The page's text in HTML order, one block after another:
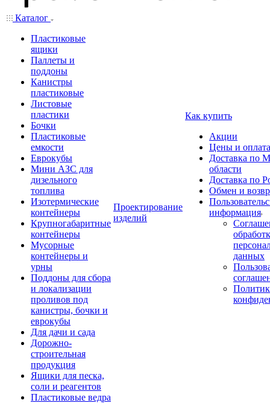
Каталог
Пластиковые
ящики
Паллеты и
поддоны
Канистры
пластиковые
Листовые
пластики
Бочки
Пластиковые
емкости
Еврокубы
Мини АЗС для
дизельного
топлива
Изотермические
контейнеры
Крупногабаритные
контейнеры
Мусорные
контейнеры и
урны
Поддоны для сбора
и локализации
проливов под
канистры, бочки и
еврокубы
Для дачи и сада
Дорожно-
строительная
продукция
Ящики для песка,
соли и реагентов
Пластиковые ведра
Проектирование
изделий
Как купить
Акции
Цены и оплата
Доставка по
области
Доставка по
Обмен и
информация
данных